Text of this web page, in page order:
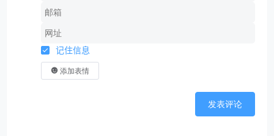
记住信息
添加表情
发表评论